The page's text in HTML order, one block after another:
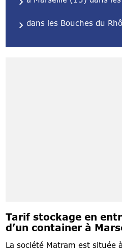
dans les Bouches du
Tarif stockage en
d’un container à
La société Matram est située